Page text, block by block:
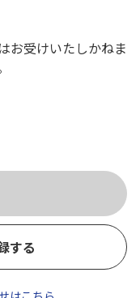
お受けいたしかねま
する